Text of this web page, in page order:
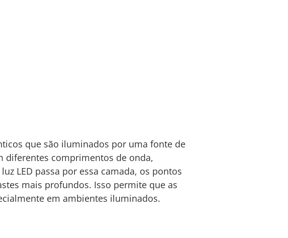
que são iluminados por uma fonte de
diferentes comprimentos de onda,
LED passa por essa camada, os pontos
mais profundos. Isso permite que as
em ambientes iluminados.